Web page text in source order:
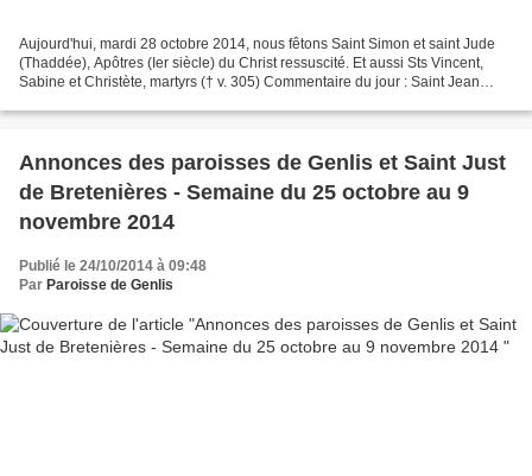
Aujourd'hui, mardi 28 octobre 2014, nous fêtons Saint Simon et saint Jude
(Thaddée), Apôtres (Ier siècle) du Christ ressuscité. Et aussi Sts Vincent,
Sabine et Christète, martyrs († v. 305) Commentaire du jour : Saint Jean
Annonces des paroisses de Genlis et Saint Just
de Bretenières - Semaine du 25 octobre au 9
novembre 2014
Publié le 24/10/2014 à 09:48
Par Paroisse de Genlis